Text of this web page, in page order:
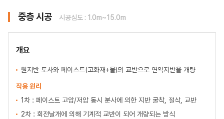
중층 시공 시공심도 : 1.0m~15.0m
개요
원지반 토사와 페이스트(고화재+물)의 교반으로 연약지반을 개량
작용 원리
1차 : 페이스트 고압/저압 동시 분사에 의한 지반 굴착, 절삭, 교반
2차 : 회전날개에 의해 기계적 교반이 되어 개량되는 방식